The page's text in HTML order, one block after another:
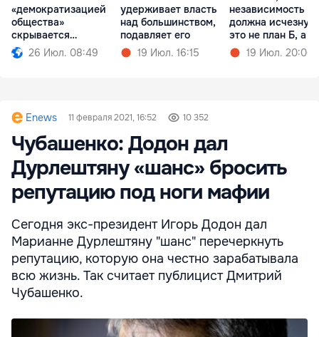
«демократизацией
общества»
скрывается
проедание денег
26 Июл. 08:49
удерживает власть
над большинством,
подавляет его
19 Июл. 16:15
независимость
должна
это не план Б, а
А
19 Июл. 20:00
Enews 11 февраля 2021, 16:52 10 352
Чубашенко: Додон дал
Дурлештяну «шанс» бросить
репутацию под ноги мафии
Сегодня экс-президент Игорь Додон дал
Марианне Дурлештяну "шанс" перечеркнуть
репутацию, которую она честно зарабатывала
всю жизнь. Так считает публицист Дмитрий
Чубашенко.